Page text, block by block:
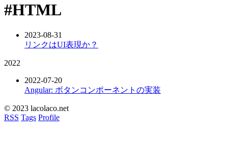
#HTML
2023-08-31
リンクはUI表現か？
2022
2022-07-20
Angular: ボタンコンポーネントの実装
© 2023 lacolaco.net
RSS Tags Profile